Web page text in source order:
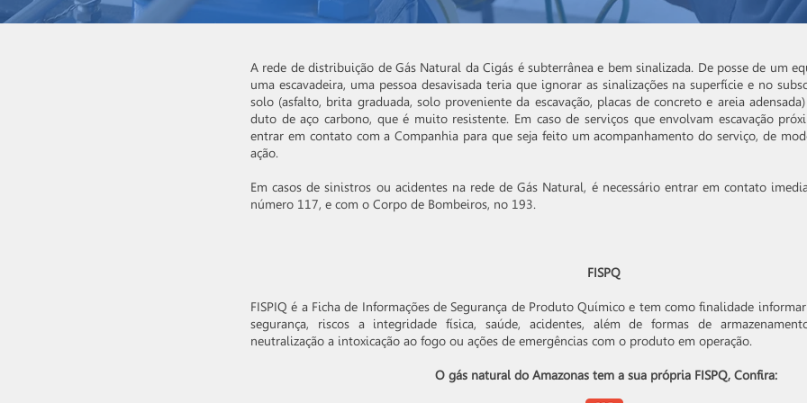
A rede de distribuição de Gás Natural da Cigás é subterrânea e bem sinalizada. De posse de um
uma escavadeira, uma pessoa desavisada teria que ignorar as sinalizações na superfície e no
solo (asfalto, brita graduada, solo proveniente da escavação, placas de concreto e areia
duto de aço carbono, que é muito resistente. Em caso de serviços que envolvam escavação
entrar em contato com a Companhia para que seja feito um acompanhamento do serviço, de
ação.
Em casos de sinistros ou acidentes na rede de Gás Natural, é necessário entrar em contato
número 117, e com o Corpo de Bombeiros, no 193.
FISPQ
FISPIQ é a Ficha de Informações de Segurança de Produto Químico e tem como finalidade
segurança, riscos a integridade física, saúde, acidentes, além de formas de
neutralização a intoxicação ao fogo ou ações de emergências com o produto em operação.
O gás natural do Amazonas tem a sua própria FISPQ, Confira: